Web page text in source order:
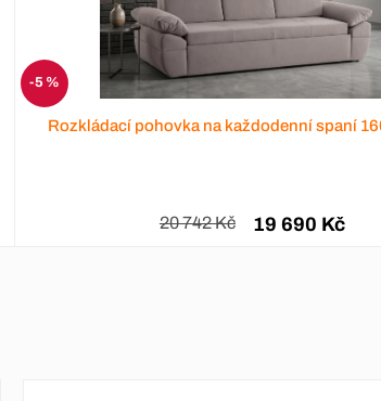
Lux Luxusní postel 180x200 s
27 890